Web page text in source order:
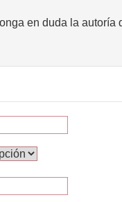
en duda la autoría